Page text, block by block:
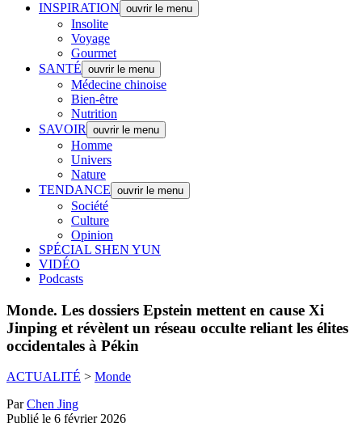
INSPIRATION ouvrir le menu
Insolite
Voyage
Gourmet
SANTÉ ouvrir le menu
Médecine chinoise
Bien-être
Nutrition
SAVOIR
ouvrir le menu
Homme
Univers
Nature
TENDANCE ouvrir le menu
Société
Culture
Opinion
SPÉCIAL SHEN YUN
VIDÉO
Podcasts
Monde. Les dossiers Epstein mettent en cause Xi
Jinping et révèlent un réseau occulte reliant les élites
occidentales à Pékin
ACTUALITÉ > Monde
ParChen Jing
Publié le 6 février 2026